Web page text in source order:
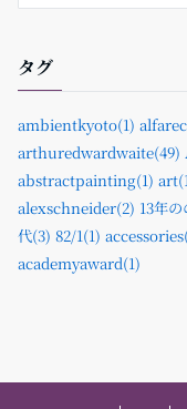
タグ
ambientkyoto(1)
arthuredwardwaite(49)
abstractpainting(1)
alexschneider(2) 13年
代(3) 82/1(1)
academyaward(1)